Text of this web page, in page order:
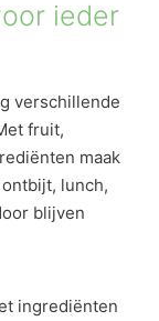
ieder
verschillende
fruit,
maak
lunch,
blijven
ingrediënten